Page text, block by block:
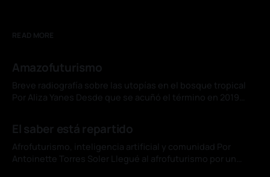
READ MORE
Amazofuturismo
Breve radiografía sobre las utopías en el bosque tropical
Por Aliza Yanes Desde que se acuñó el término en 2019
consolidado en ese país como subgénero de la literatura
de ciencia ficción y
El saber está repartido
Afrofuturismo, inteligencia artificial y comunidad Por
Antoinette Torres Soler Llegué al afrofuturismo por un